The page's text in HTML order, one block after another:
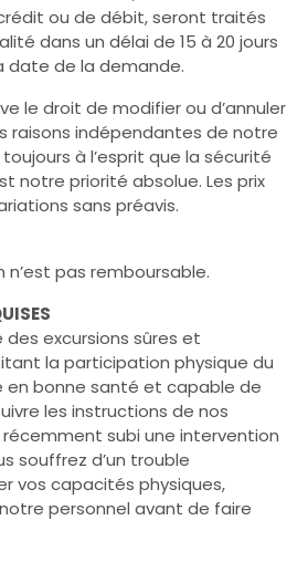
ou de débit, seront traités
dans un délai de 15 à 20 jours
date de la demande.
le droit de modifier ou d’annuler
raisons indépendantes de notre
à l’esprit que la sécurité
notre priorité absolue. Les prix
sans préavis.
pas remboursable.
excursions sûres et
la participation physique du
en bonne santé et capable de
les instructions de nos
récemment subi une intervention
souffrez d’un trouble
vos capacités physiques,
personnel avant de faire